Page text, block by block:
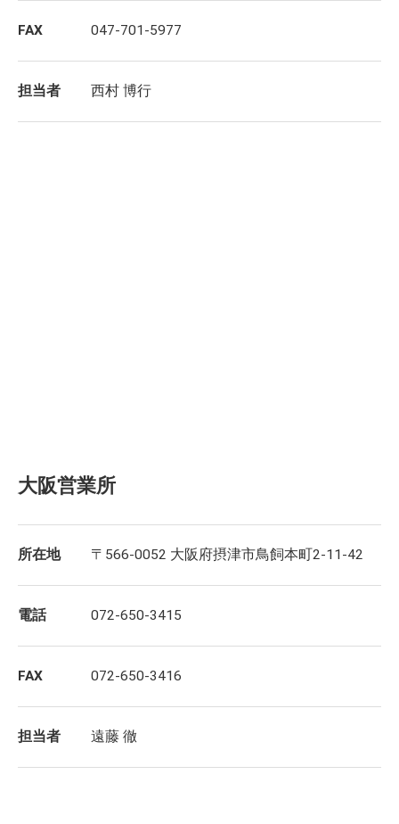
FAX 047-701-5977
担当者 西村 博行
大阪営業所
所在地 〒566-0052 大阪府摂津市鳥飼本町2-11-42
電話 072-650-3415
FAX 072-650-3416
担当者 遠藤 徹